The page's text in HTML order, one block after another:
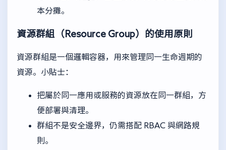
本分攤。
資源群組（Resource Group）的使用原則
資源群組是一個邏輯容器，用來管理同一生命週期的
資源。小貼士：
把屬於同一應用或服務的資源放在同一群組，方
便部署與清理。
群組不是安全邊界，仍需搭配 RBAC 與網路規
則。